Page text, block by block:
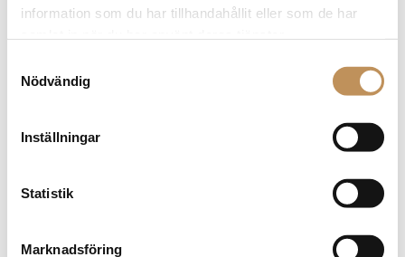
information som du har tillhandahållit eller som de har
Nödvändig
Inställningar
Statistik
Marknadsföring
Application error: a client-side exception has occurred (see the
browser console for more information)